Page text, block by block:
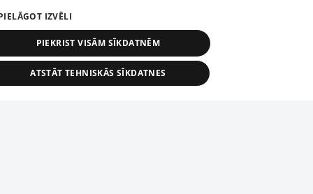
IZVĒLI
PIEKRIST VISĀM SĪKDATNĒM
ATSTĀT TEHNISKĀS SĪKDATNES